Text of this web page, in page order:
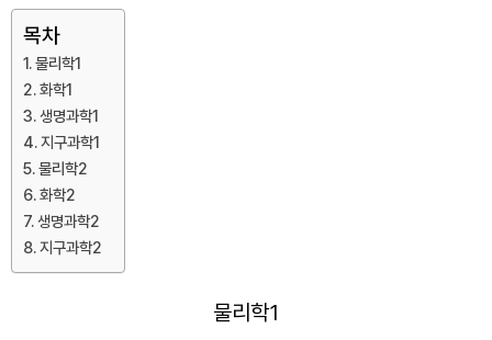
목차
물리학1
화학1
생명과학1
지구과학1
물리학2
화학2
생명과학2
지구과학2
물리학1